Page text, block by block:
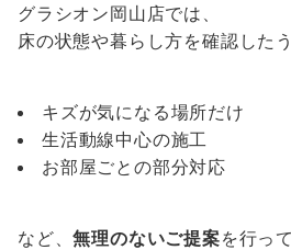
グラシオン岡山店では、
床の状態や暮らし方を確認したう
キズが気になる場所だけ
生活動線中心の施工
お部屋ごとの部分対応
など、無理のないご提案を行っ